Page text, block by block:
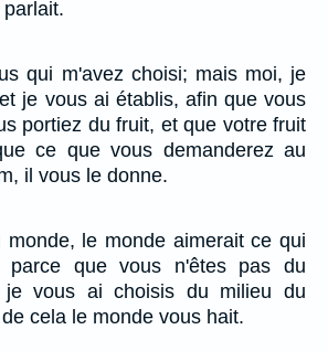
qui m'avez choisi; mais moi, je
je vous ai établis, afin que vous
portiez du fruit, et que votre fruit
ce que vous demanderez au
il vous le donne.
le monde aimerait ce qui
que vous n'êtes pas du
vous ai choisis du milieu du
cela le monde vous hait.